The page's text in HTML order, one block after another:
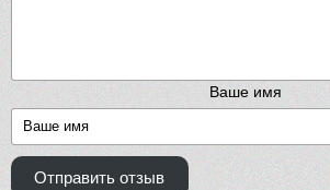
Ваше имя
Отправить отзыв